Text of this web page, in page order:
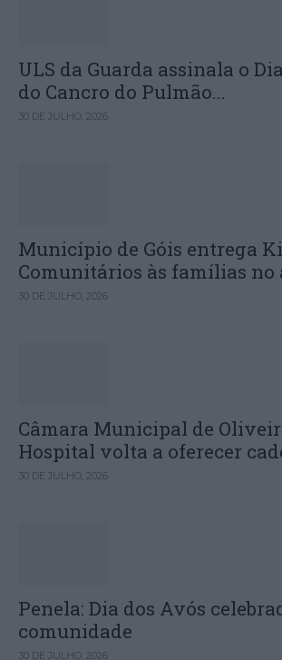
ULS da Guarda assinala o
do Cancro do Pulmão...
30 DE JULHO, 2026
Município de Góis entrega
Comunitários às famílias no
30 DE JULHO, 2026
Câmara Municipal de
Hospital volta a oferecer
30 DE JULHO, 2026
Penela: Dia dos Avós
comunidade
30 DE JULHO, 2026